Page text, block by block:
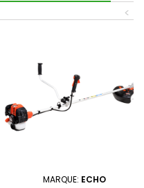
<
MARQUE: ECHO